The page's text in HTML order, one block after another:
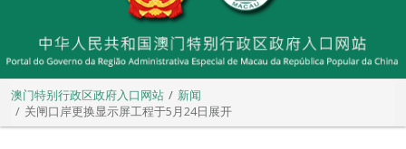
澳门特别行政区政府入口网站
新闻
关闸口岸更换显示屏工程于5月24日展开